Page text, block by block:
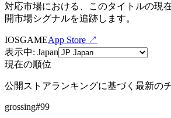
対応市場における、このタイトルの現
開市場シグナルを追跡します。
IOSGAMEApp Store ↗
表示中: Japan
現在の順位
公開ストアランキングに基づく最新の
grossing#99